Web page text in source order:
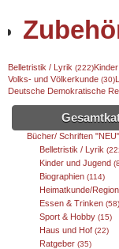
Belletristik / Lyrik (222)
Volks- und Völkerkunde (30)
Deutsche Demokratische
Bücher/ Schriften "NEU"
Belletristik / Lyrik
Kinder und Jugend
Biographien (114)
Heimatkunde/
Essen & Trinken (58)
Sport & Hobby (15)
Haus und Hof (22)
Ratgeber (35)